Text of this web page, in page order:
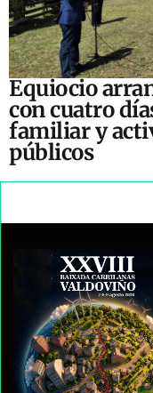
Equiocio
con cuatro
familiar y
públicos